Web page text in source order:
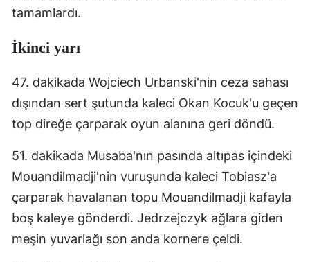
İzmir
Kars
Kastamonu
Kayseri
Kırklareli
Kırşehir
Kocaeli
tamamlardı.
İkinci yarı
47. dakikada Wojciech Urbanski'nin ceza sahası
dışından sert şutunda kaleci Okan Kocuk'u geçen
top direğe çarparak oyun alanına geri döndü.
51. dakikada Musaba'nın pasında altıpas içindeki
Mouandilmadji'nin vuruşunda kaleci Tobiasz'a
çarparak havalanan topu Mouandilmadji kafayla
boş kaleye gönderdi. Jedrzejczyk ağlara giden
meşin yuvarlağı son anda kornere çeldi.